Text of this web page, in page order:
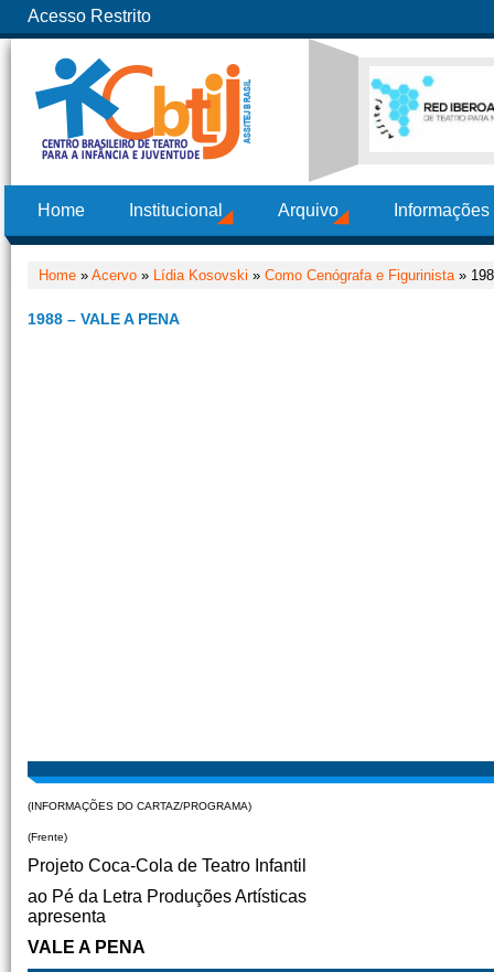
Acesso Restrito
Home Institucional Arquivo
Home » Acervo » Lídia Kosovski » Como Cenógrafa e Figurinista»
1988 – VALE A PENA
(INFORMAÇÕES DO CARTAZ/PROGRAMA)
(Frente)
Projeto Coca-Cola de Teatro Infantil
ao Pé da Letra Produções Artísticas
apresenta
VALE A PENA